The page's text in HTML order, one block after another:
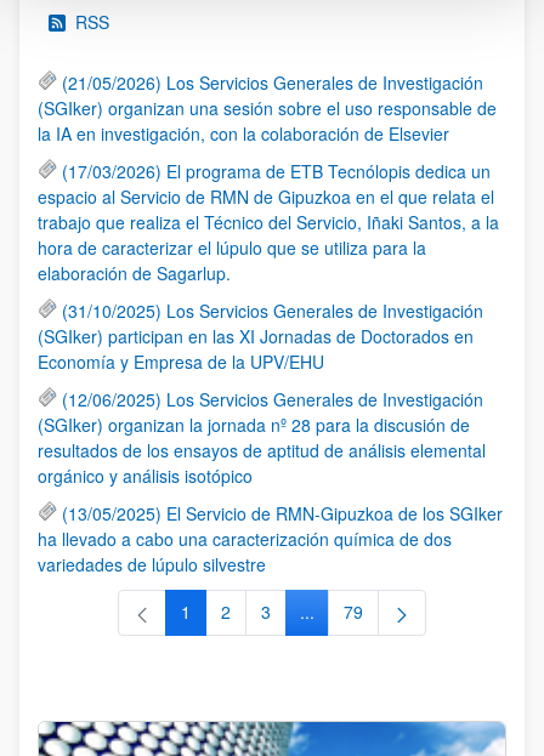
RSS
(21/05/2026) Los Servicios Generales de Investigación
(SGIker) organizan una sesión sobre el uso responsable de
la IA en investigación, con la colaboración de Elsevier
(17/03/2026) El programa de ETB Tecnólopis dedica un
espacio al Servicio de RMN de Gipuzkoa en el que relata el
trabajo que realiza el Técnico del Servicio, Iñaki Santos, a la
hora de caracterizar el lúpulo que se utiliza para la
elaboración de Sagarlup.
(31/10/2025) Los Servicios Generales de Investigación
(SGIker) participan en las XI Jornadas de Doctorados en
Economía y Empresa de la UPV/EHU
(12/06/2025) Los Servicios Generales de Investigación
(SGIker) organizan la jornada nº 28 para la discusión de
resultados de los ensayos de aptitud de análisis elemental
orgánico y análisis isotópico
(13/05/2025) El Servicio de RMN-Gipuzkoa de los SGIker
ha llevado a cabo una caracterización química de dos
variedades de lúpulo silvestre
Página
1 Página
2 Página
3 ...Páginas intermedias Use TAB
Página
79